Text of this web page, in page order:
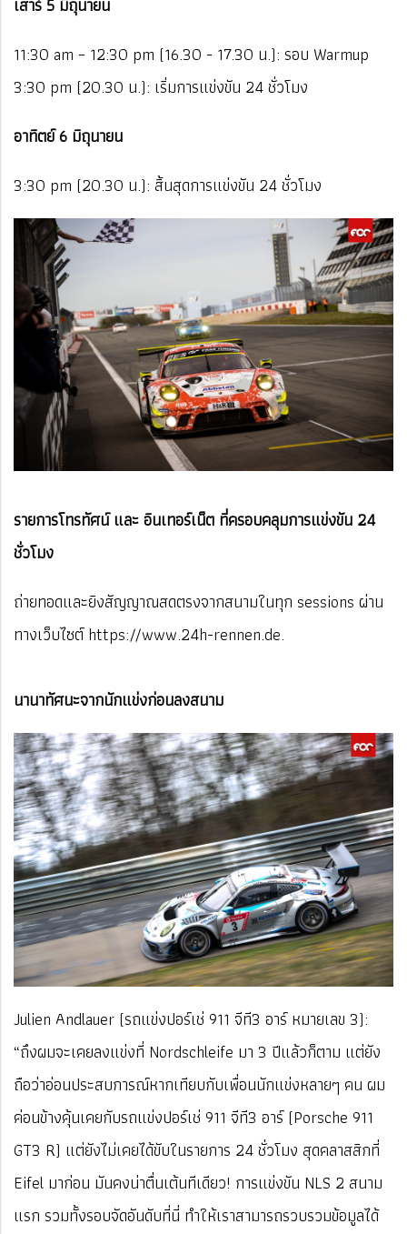
11:30 am – 12:30 pm (16.30 - 17.30 น.): รอบ Warmup
3:30 pm (20.30 น.): เริ่มการแข่งขัน 24 ชั่วโมง
อาทิตย์ 6 มิถุนายน
3:30 pm (20.30 น.): สิ้นสุดการแข่งขัน 24 ชั่วโมง
รายการโทรทัศน์ และ อินเทอร์เน็ต ที่ครอบคลุมการแข่งขัน 24
ชั่วโมง
ถ่ายทอดและยิงสัญญาณสดตรงจากสนามในทุก sessions ผ่าน
ทางเว็บไซต์ https://www.24h-rennen.de.
นานาทัศนะจากนักแข่งก่อนลงสนาม
Julien Andlauer (รถแข่งปอร์เช่ 911 จีที3 อาร์ หมายเลข 3):
“ถึงผมจะเคยลงแข่งที่ Nordschleife มา 3 ปีแล้วก็ตาม แต่ยัง
ถือว่าอ่อนประสบการณ์หากเทียบกับเพื่อนนักแข่งหลายๆ คน ผม
ค่อนข้างคุ้นเคยกับรถแข่งปอร์เช่ 911 จีที3 อาร์ (Porsche 911
GT3 R) แต่ยังไม่เคยได้ขับในรายการ 24 ชั่วโมง สุดคลาสสิกที่
Eifel มาก่อน มันคงน่าตื่นเต้นทีเดียว! การแข่งขัน NLS 2 สนาม
แรก รวมทั้งรอบจัดอันดับที่นี่ ทำให้เราสามารถรวบรวมข้อมูลได้